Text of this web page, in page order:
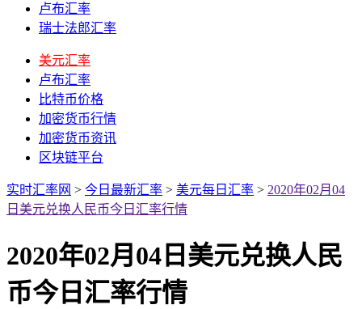
卢布汇率
瑞士法郎汇率
美元汇率
卢布汇率
比特币价格
加密货币行情
加密货币资讯
区块链平台
实时汇率网 > 今日最新汇率 > 美元每日汇率 > 2020年02月04
日美元兑换人民币今日汇率行情
2020年02月04日美元兑换人民
币今日汇率行情